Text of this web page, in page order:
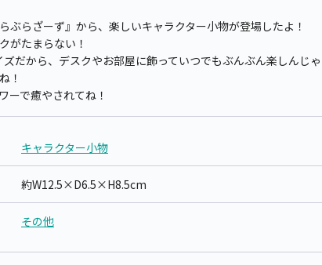
ぶらざーず』から、楽しいキャラクター小物が登場したよ！
がたまらない！
だから、デスクやお部屋に飾っていつでもぶんぶん楽しんじ
！
ーで癒やされてね！
キャラクター小物
約W12.5×D6.5×H8.5cm
その他